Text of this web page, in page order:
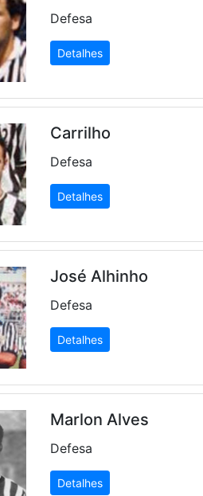
Defesa
Detalhes
Carrilho
Defesa
Detalhes
José Alhinho
Defesa
Detalhes
Marlon Alves
Defesa
Detalhes